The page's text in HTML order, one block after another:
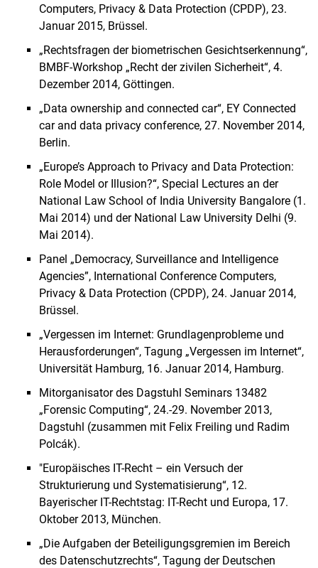
Computers, Privacy & Data Protection (CPDP), 23.
Januar 2015, Brüssel.
„Rechtsfragen der biometrischen Gesichtserkennung“,
BMBF-Workshop „Recht der zivilen Sicherheit“, 4.
Dezember 2014, Göttingen.
„Data ownership and connected car“, EY Connected
car and data privacy conference, 27. November 2014,
Berlin.
„Europe’s Approach to Privacy and Data Protection:
Role Model or Illusion?“, Special Lectures an der
National Law School of India University Bangalore (1.
Mai 2014) und der National Law University Delhi (9.
Mai 2014).
Panel „Democracy, Surveillance and Intelligence
Agencies”, International Conference Computers,
Privacy & Data Protection (CPDP), 24. Januar 2014,
Brüssel.
„Vergessen im Internet: Grundlagenprobleme und
Herausforderungen“, Tagung „Vergessen im Internet“,
Universität Hamburg, 16. Januar 2014, Hamburg.
Mitorganisator des Dagstuhl Seminars 13482
„Forensic Computing“, 24.-29. November 2013,
Dagstuhl (zusammen mit Felix Freiling und Radim
Polcák).
"Europäisches IT-Recht – ein Versuch der
Strukturierung und Systematisierung“, 12.
Bayerischer IT-Rechtstag: IT-Recht und Europa, 17.
Oktober 2013, München.
„Die Aufgaben der Beteiligungsgremien im Bereich
des Datenschutzrechts“, Tagung der Deutschen